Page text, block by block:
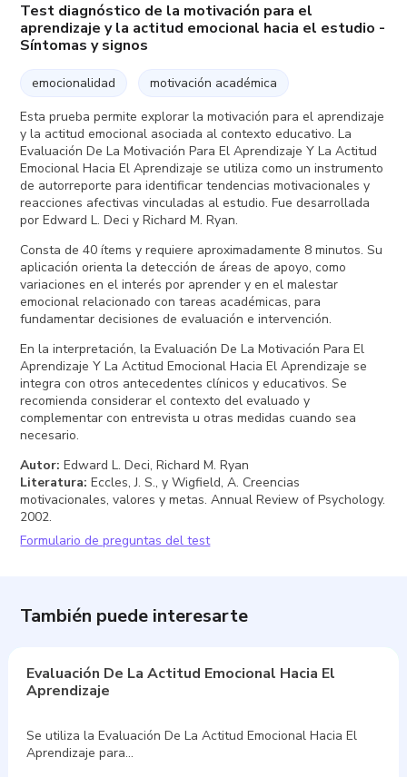
Test diagnóstico de la motivación para el
aprendizaje y la actitud emocional hacia el estudio -
Síntomas y signos
emocionalidad
motivación académica
Esta prueba permite explorar la motivación para el aprendizaje
y la actitud emocional asociada al contexto educativo. La
Evaluación De La Motivación Para El Aprendizaje Y La Actitud
Emocional Hacia El Aprendizaje se utiliza como un instrumento
de autorreporte para identificar tendencias motivacionales y
reacciones afectivas vinculadas al estudio. Fue desarrollada
por Edward L. Deci y Richard M. Ryan.
Consta de 40 ítems y requiere aproximadamente 8 minutos. Su
aplicación orienta la detección de áreas de apoyo, como
variaciones en el interés por aprender y en el malestar
emocional relacionado con tareas académicas, para
fundamentar decisiones de evaluación e intervención.
En la interpretación, la Evaluación De La Motivación Para El
Aprendizaje Y La Actitud Emocional Hacia El Aprendizaje se
integra con otros antecedentes clínicos y educativos. Se
recomienda considerar el contexto del evaluado y
complementar con entrevista u otras medidas cuando sea
necesario.
Autor: Edward L. Deci, Richard M. Ryan
Literatura: Eccles, J. S., y Wigfield, A. Creencias
motivacionales, valores y metas. Annual Review of Psychology.
2002.
Formulario de preguntas del test
También puede interesarte
Evaluación De La Actitud Emocional Hacia El
Aprendizaje
Se utiliza la Evaluación De La Actitud Emocional Hacia El
Aprendizaje para…